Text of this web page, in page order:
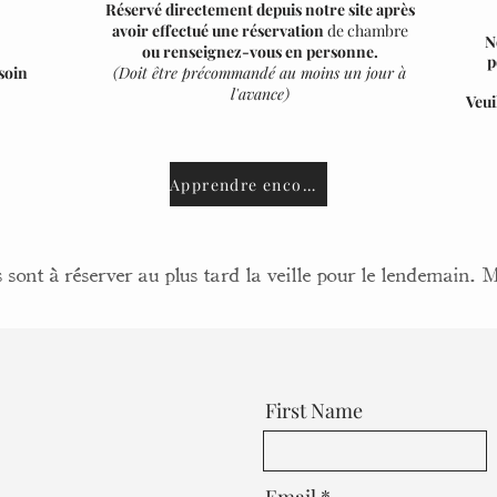
Réservédirectementdepuis notre site après
avoir effectué uneréservationde chambre
ou renseignez-vous en personne.
(Doit être précommandé au moins un jour à
l'avance)
Apprendre encore plus
sont à réserver au plus tard la veille pour le lendemain.
First Name